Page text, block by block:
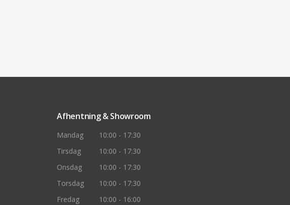
Afhentning & Showroom
Mandag
10:00 - 17:30
Tirsdag
10:00 - 17:30
Onsdag
10:00 - 17:30
Torsdag
10:00 - 17:30
Fredag
10:00 - 16:00